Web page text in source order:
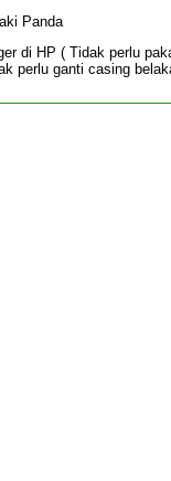
Panda
di HP ( Tidak perlu
perlu ganti casing